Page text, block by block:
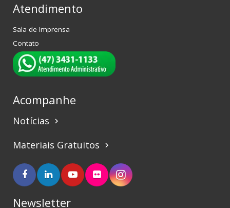
Atendimento
Sala de Imprensa
Contato
Acompanhe
Notícias keyboard_arrow_right
Materiais Gratuitos keyboard_arrow_right
Newsletter